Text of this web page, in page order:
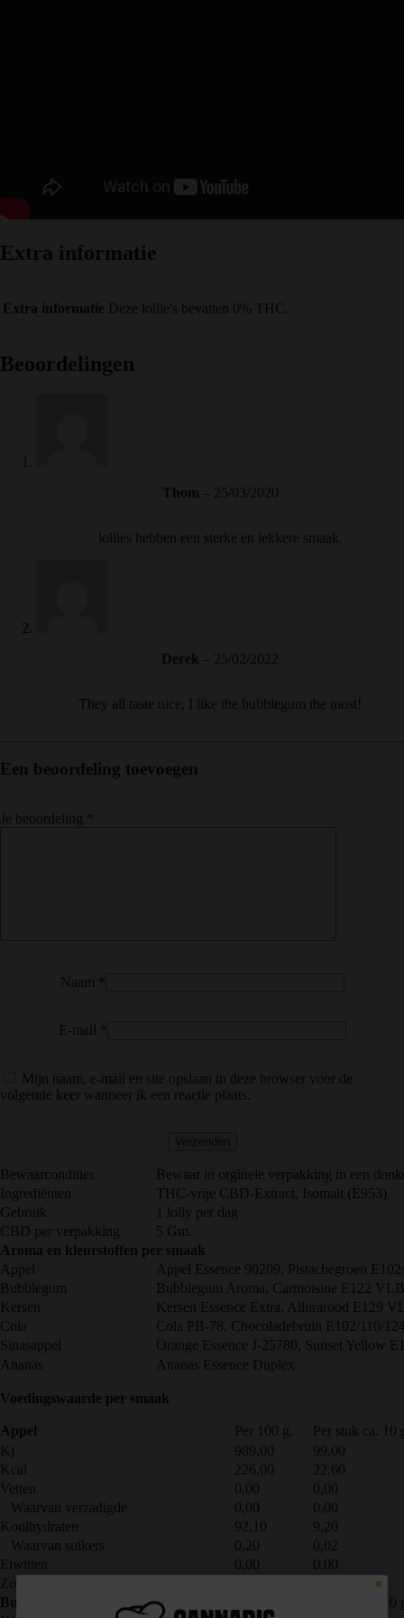
Extra informatie
Extra informatie Deze lollie's bevatten 0% THC.
Beoordelingen
Thom 25/03/2020
lollies hebben een sterke en lekkere smaak.
Derek 25/02/2022
They all taste nice, I like the bubblegum the most!
Een beoordeling toevoegen
Je beoordeling
Naam
E-mail
Mijn naam, e-mail en site opslaan in deze browser voor de
volgende keer wanneer ik een reactie plaats.
Bewaarcondities
Bewaar in orginele verpakking in een
Ingrediënten
THC-vrije CBD-Extract, Isomalt (E953)
Gebruik
1 lolly per dag
CBD per verpakking
5 Gm.
Aroma en kleurstoffen per smaak
Appel
Appel Essence 90209, Pistachegroen
Bubblegum
Bubblegum Aroma, Carmoisine E122 VLB
Kersen
Kersen Essence Extra, Allurarood E129
Cola
Cola PB-78, Chocoladebruin E102/110/
Sinasappel
Orange Essence J-25780, Sunset Yellow
Ananas
Ananas Essence Duplex
Voedingswaarde per smaak
Appel Per 100 g.
Per stuk ca. 10
Kj
989,00
99,00
Kcal
226,00
22,60
Vetten
0,00
0,00
Waarvan verzadigde
0,00
0,00
Koolhydraten
92,10
9,20
Waarvan suikers
0,20
0,02
Eiwitten
0,00
0,00
Zout
Bubblegum
Per stuk ca. 10